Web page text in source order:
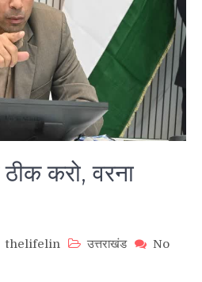
करो, वरना
thelifelin उत्तराखंड
No